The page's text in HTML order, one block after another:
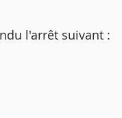
l'arrêt suivant :